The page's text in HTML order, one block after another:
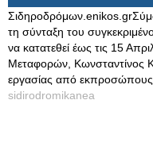
τη σύνταξη του
να κατατεθεί έως τις 15
Μεταφορών, Κωνσταντίνος
εργασίας από
sidirodromikanea